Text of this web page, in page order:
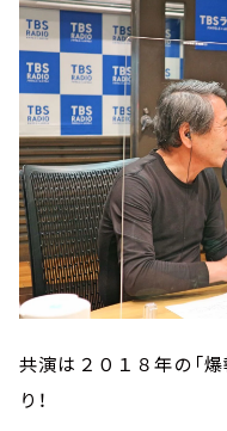
共演は２０１８年の「
り！